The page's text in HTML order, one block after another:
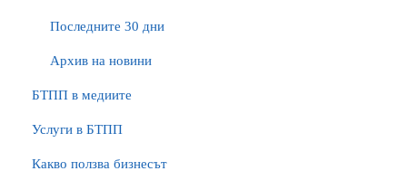
Последните 30 дни
Архив на новини
БTПП в медиите
Услуги в БТПП
Какво ползва бизнесът